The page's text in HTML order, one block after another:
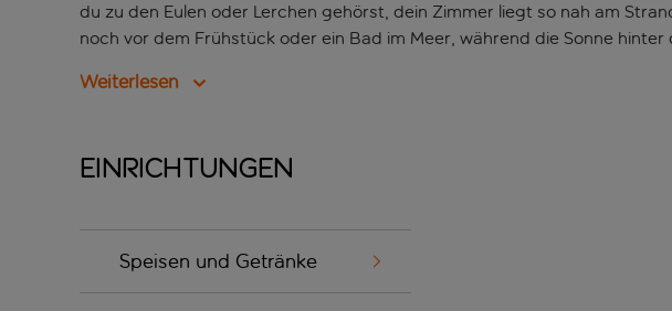
du zu den Eulen oder Lerchen gehörst, dein Zimmer liegt so nah am
noch vor dem Frühstück oder ein Bad im Meer, während die Sonne hinter
Weiterlesen
Einrichtungen
Speisen und Getränke